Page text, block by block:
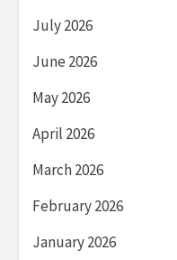
July 2026
June 2026
May 2026
April 2026
March 2026
February 2026
January 2026